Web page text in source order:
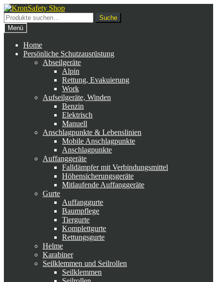
Zur
Navigation
springen
Zum
Inhalt
springen
Suche
nach:
Suche
Menü
Home
Persönliche Schutzausrüstung
Abseilgeräte
Alpin
Rettung, Evakuierung
Work
Aufseilgeräte, Winden
Benzin
Elektrisch
Manuell
Anschlagpunkte & Lebenslinien
Mobile Anschlagpunkte
Anschlagpunkte
Auffanggeräte
Falldämpfer mit Verbindungsmittel
Höhensicherungsgeräte
Mitlaufende Auffanggeräte
Gurte
Auffanggurte
Baumpflege
Tiergurte
Komplettgurte
Rettungsgurte
Helme
Karabiner
Seilklemmen und Seilrollen
Seilklemmen